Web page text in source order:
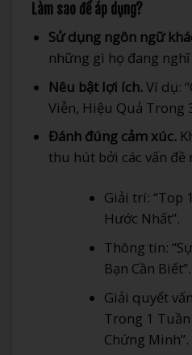
Làm sao để áp dụng?
Sử dụng ngôn ngữ
những gì họ đang
Nêu bật lợi ích.Ví dụ:
Viễn, Hiệu Quả Trong
Đánh đúng cảm xúc.
thu hút bởi các vấn đề
Giải trí: “Top
Hước Nhất”.
Thông tin:
Bạn Cần Biết”.
Giải quyết
Trong 1
Chứng Minh”.